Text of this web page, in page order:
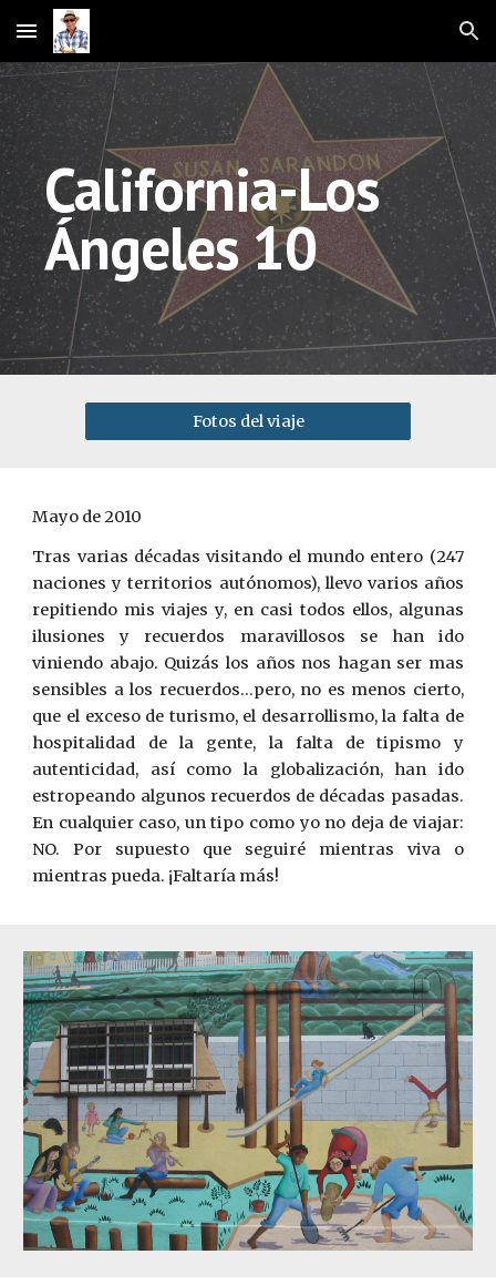
Skip to main content Skip to navigation
California-Los
Ángeles 10
Fotos del viaje
Mayo de 2010
Tras varias décadas visitando el mundo entero (247
naciones y territorios autónomos), llevo varios años
repitiendo mis viajes y, en casi todos ellos, algunas
ilusiones y recuerdos maravillosos se han ido
viniendo abajo. Quizás los años nos hagan ser mas
sensibles a los recuerdos...pero, no es menos cierto,
que el exceso de turismo, el desarrollismo, la falta de
hospitalidad de la gente, la falta de tipismo y
autenticidad, así como la globalización, han ido
estropeando algunos recuerdos de décadas pasadas.
En cualquier caso, un tipo como yo no deja de viajar:
NO. Por supuesto que seguiré mientras viva o
mientras pueda. ¡Faltaría más!